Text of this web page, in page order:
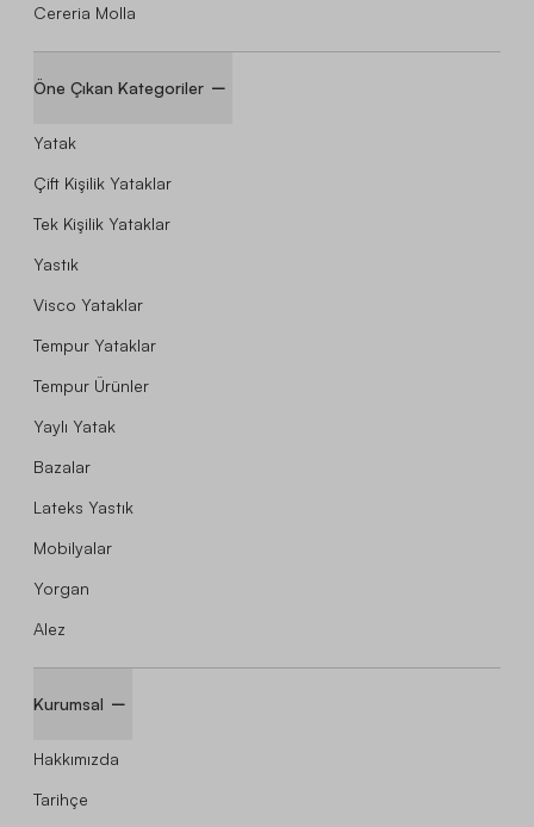
Cereria Molla
Öne Çıkan Kategoriler
Yatak
Çift Kişilik Yataklar
Tek Kişilik Yataklar
Yastık
Visco Yataklar
Tempur Yataklar
Tempur Ürünler
Yaylı Yatak
Bazalar
Lateks Yastık
Mobilyalar
Yorgan
Alez
Kurumsal
Hakkımızda
Tarihçe